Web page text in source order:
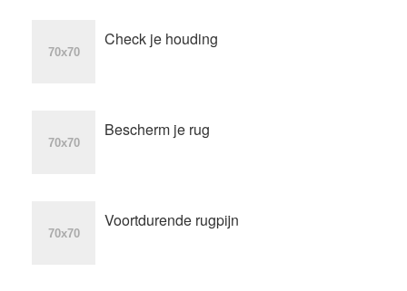
Check je houding
Bescherm je rug
Voortdurende rugpijn